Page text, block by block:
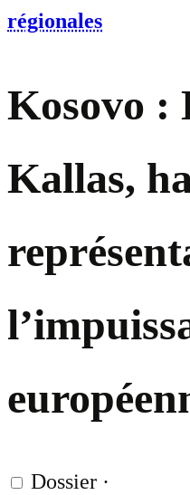
régionales
Kosovo :
Kallas,
Dossier ·